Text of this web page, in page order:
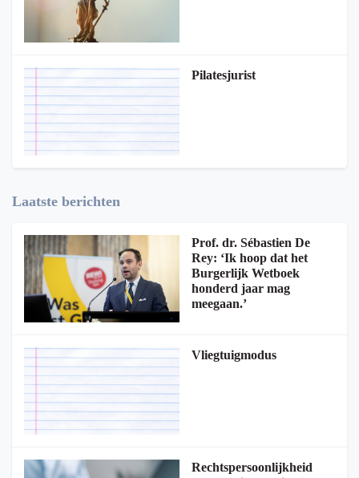
Pilatesjurist
Laatste berichten
Prof. dr. Sébastien De
Rey: ‘Ik hoop dat het
Burgerlijk Wetboek
honderd jaar mag
meegaan.’
Vliegtuigmodus
Rechtspersoonlijkheid